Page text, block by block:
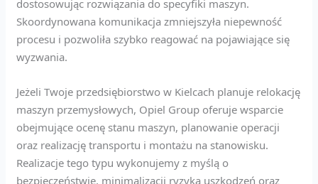
dostosowując rozwiązania do specyfiki maszyn.
Skoordynowana komunikacja zmniejszyła niepewność
procesu i pozwoliła szybko reagować na pojawiające się
wyzwania.
Jeżeli Twoje przedsiębiorstwo w Kielcach planuje relokację
maszyn przemysłowych, Opiel Group oferuje wsparcie
obejmujące ocenę stanu maszyn, planowanie operacji
oraz realizację transportu i montażu na stanowisku.
Realizacje tego typu wykonujemy z myślą o
bezpieczeństwie, minimalizacji ryzyka uszkodzeń oraz